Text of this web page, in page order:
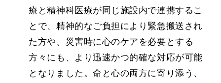
療と精神科医療が同じ施設内で連携するこ
とで、精神的なご負担により緊急搬送され
た方や、災害時に心のケアを必要とする
方々にも、より迅速かつ的確な対応が可能
となりました。命と心の両方に寄り添う、